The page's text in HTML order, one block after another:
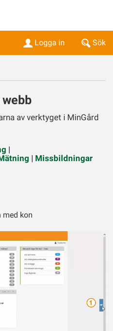
Sök
Logga in
av verktyget i MinGård
|
| Missbildningar
med kon